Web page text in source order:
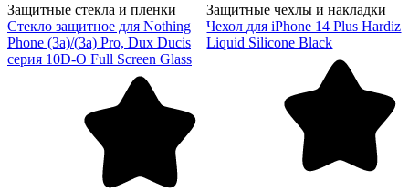
Защитные стекла и пленки
Стекло защитное для Nothing
Phone (3a)/(3a) Pro, Dux Ducis
серия 10D-O Full Screen Glass
Защитные чехлы и накладки
Чехол для iPhone 14 Plus Hardiz
Liquid Silicone Black